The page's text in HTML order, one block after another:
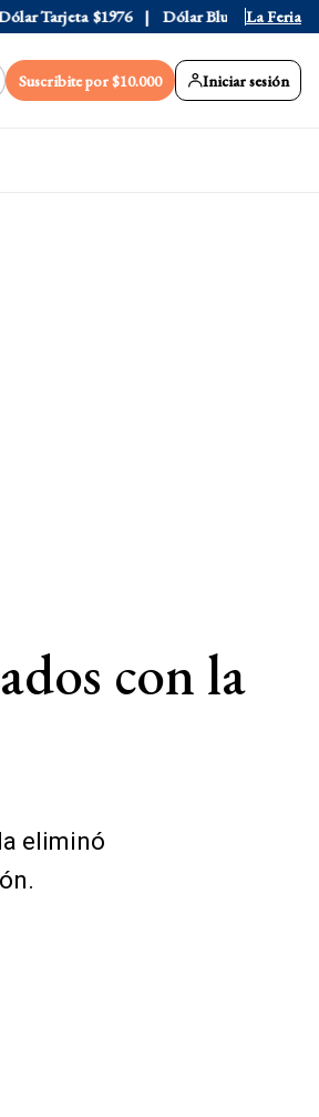
Tarjeta $1976 Dólar Blue $1530La Feria
Suscribite por $10.000 Iniciar sesión
con la
eliminó